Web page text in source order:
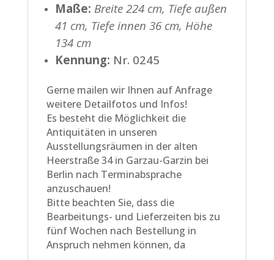
Maße: Breite 224 cm, Tiefe außen
41 cm, Tiefe innen 36 cm, Höhe
134 cm
Kennung: Nr. 0245
Gerne mailen wir Ihnen auf Anfrage
weitere Detailfotos und Infos!
Es besteht die Möglichkeit die
Antiquitäten in unseren
Ausstellungsräumen in der alten
Heerstraße 34 in Garzau-Garzin bei
Berlin nach Terminabsprache
anzuschauen!
Bitte beachten Sie, dass die
Bearbeitungs- und Lieferzeiten bis zu
fünf Wochen nach Bestellung in
Anspruch nehmen können, da